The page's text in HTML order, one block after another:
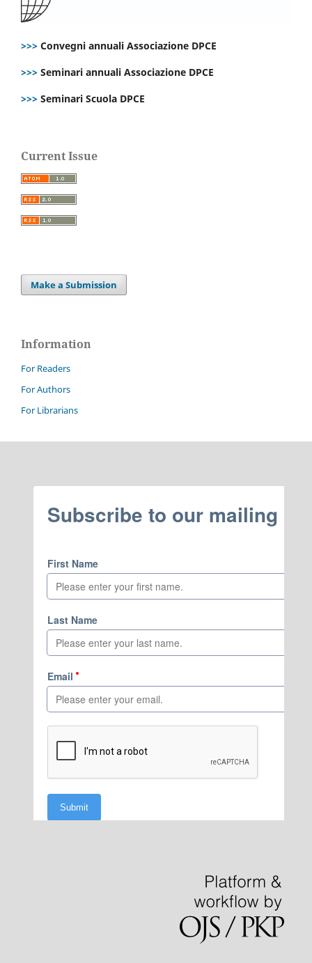
>>> Convegni annuali Associazione DPCE
>>> Seminari annuali Associazione DPCE
>>> Seminari Scuola DPCE
Current Issue
Make a Submission
Information
For Readers
For Authors
For Librarians